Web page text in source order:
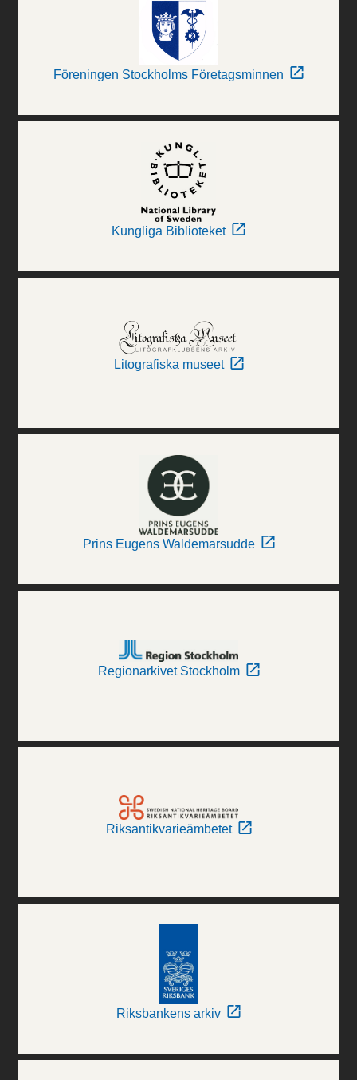
Föreningen Stockholms Företagsminnen
Kungliga Biblioteket
Litografiska museet
Prins Eugens Waldemarsudde
Regionarkivet Stockholm
Riksantikvarieämbetet
Riksbankens arkiv